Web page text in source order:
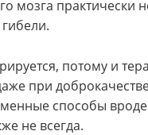
мозга практически
потому и
при
способы
не всегда.